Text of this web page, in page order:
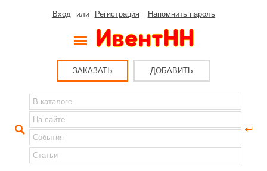
Вход или Регистрация Напомнить пароль
ЗАКАЗАТЬ ДОБАВИТЬ